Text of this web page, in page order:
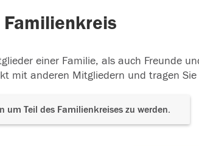
Familienkreis
einer Familie, als auch Freunde
mit anderen Mitgliedern und tragen
um Teil des Familienkreises zu werden.